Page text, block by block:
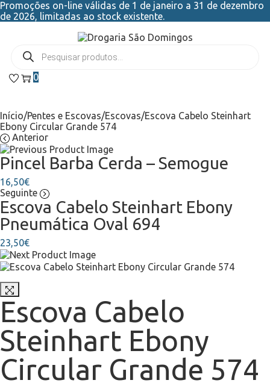
Promoções on-line válidas de 1 de janeiro a 31 de dezembro
de 2026, limitadas ao stock existente.
0
Início/Pentes e Escovas/Escovas/Escova Cabelo Steinhart
Ebony Circular Grande 574
Anterior
Pincel Barba Cerda – Semogue
16,50€
Seguinte
Escova Cabelo Steinhart Ebony
Pneumática Oval 694
23,50€
Escova Cabelo
Steinhart Ebony
Circular Grande 574